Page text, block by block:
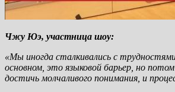
Чжу Юэ, участница шоу:
«Мы иногда сталкивались с
основном, это языковой барьер, но
достичь молчаливого понимания, и